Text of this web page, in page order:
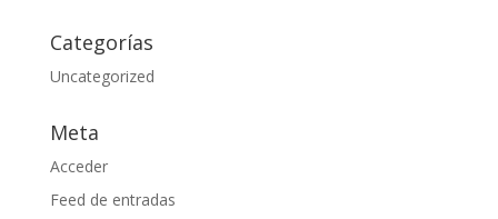
Categorías
Uncategorized
Meta
Acceder
Feed de entradas